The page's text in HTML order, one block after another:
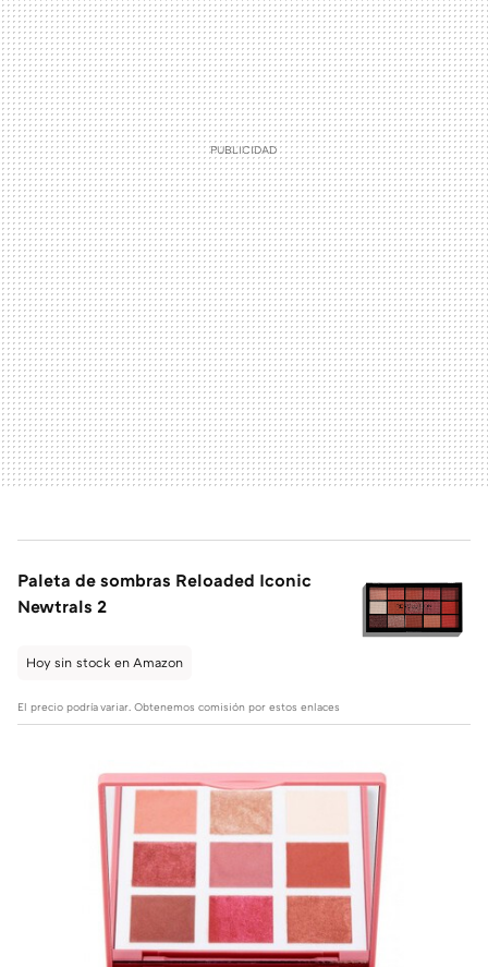
Paleta de sombras Reloaded Iconic
Newtrals 2
Hoy sin stock en Amazon
El precio podría variar. Obtenemos comisión por estos enlaces